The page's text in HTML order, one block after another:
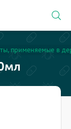
применяемые в